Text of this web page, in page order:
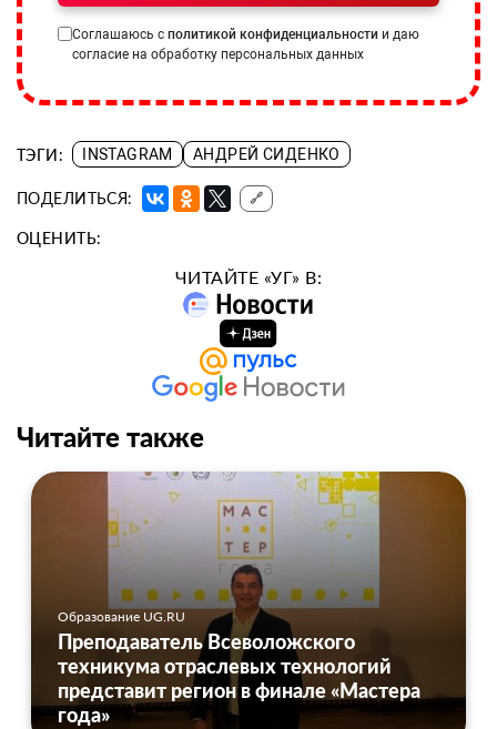
Соглашаюсь с политикой конфиденциальности и даю
согласие на обработку персональных данных
ТЭГИ: INSTAGRAM АНДРЕЙ СИДЕНКО
ПОДЕЛИТЬСЯ: 🔗
ОЦЕНИТЬ:
ЧИТАЙТЕ «УГ» В:
Читайте также
Образование UG.RU
Преподаватель Всеволожского
техникума отраслевых технологий
представит регион в финале «Мастера
года»